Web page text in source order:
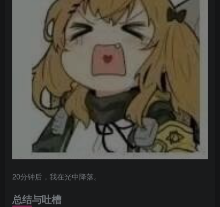
20分钟后，我在光中降落。
总结与吐槽